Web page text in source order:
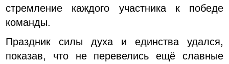
стремление каждого участника к победе
команды.
Праздник силы духа и единства удался,
показав, что не перевелись ещё славные